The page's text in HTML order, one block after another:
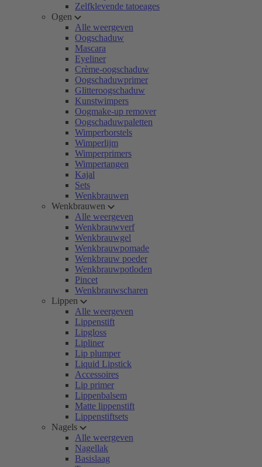
Zelfklevende tatoeages
Ogen
Alle weergeven
Oogschaduw
Mascara
Eyeliner
Crème-oogschaduw
Oogschaduwprimer
Glitteroogschaduw
Kunstwimpers
Oogmake-up remover
Oogschaduwpaletten
Wimperborstels
Wimperlijm
Wimperprimers
Wimpertangen
Kajal
Sets
Wenkbrauwen
Wenkbrauwen
Alle weergeven
Wenkbrauwverf
Wenkbrauwgel
Wenkbrauwpomade
Wenkbrauw poeder
Wenkbrauwpotloden
Pincet
Wenkbrauwscharen
Lippen
Alle weergeven
Lippenstift
Lipgloss
Lipliner
Lip plumper
Liquid Lipstick
Accessoires
Lip primer
Lippenbalsem
Matte lippenstift
Lippenstiftsets
Nagels
Alle weergeven
Nagellak
Basislaag